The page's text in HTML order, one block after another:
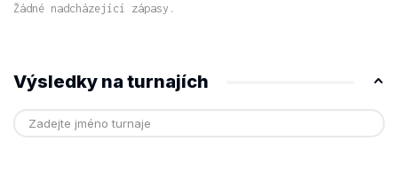
Žádné nadcházející zápasy.
Výsledky na turnajích